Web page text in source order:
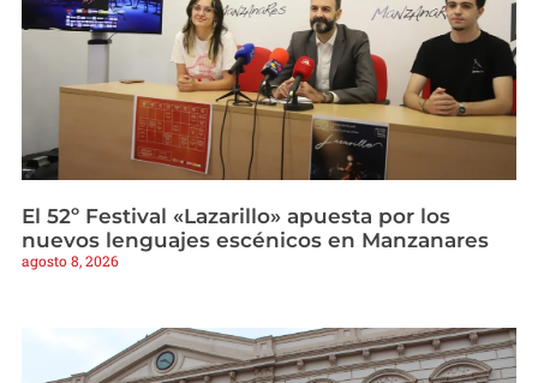
El 52º Festival «Lazarillo» apuesta por los
nuevos lenguajes escénicos en Manzanares
agosto 8, 2026